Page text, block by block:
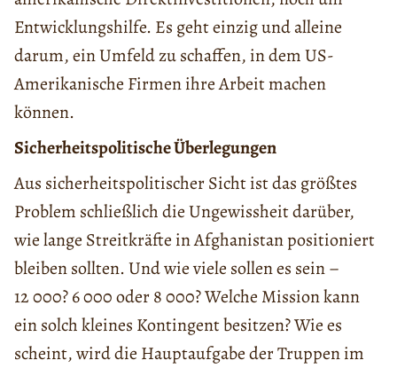
Entwicklungshilfe. Es geht einzig und alleine
darum, ein Umfeld zu schaffen, in dem US-
Amerikanische Firmen ihre Arbeit machen
können.
Sicherheitspolitische Überlegungen
Aus sicherheitspolitischer Sicht ist das größtes
Problem schließlich die Ungewissheit darüber,
wie lange Streitkräfte in Afghanistan positioniert
bleiben sollten. Und wie viele sollen es sein –
12 000? 6 000 oder 8 000? Welche Mission kann
ein solch kleines Kontingent besitzen? Wie es
scheint, wird die Hauptaufgabe der Truppen im